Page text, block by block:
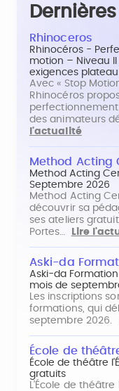
Rhinoceros
Rhinocéros -
motion – Niveau
exigences
Avec « Stop
Rhinocéros
des animateurs
l'actualité
Method Acting
Method Acting
Septembre 2026
Method Acting
découvrir sa
ses ateliers
Portes…
Lire
Aski-da
Aski-da
mois de
Les inscriptions
formations, qui
septembre 2026.
École de
École de théâtre
gratuits
L'École de